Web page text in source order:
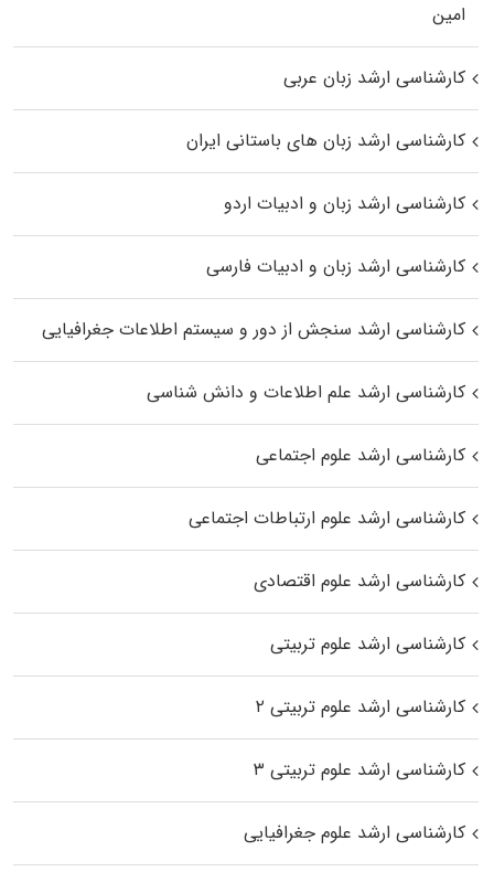
اﻣﻴﻦ
کارشناسی ارشد زبان عربی
کارشناسی ارشد زبان‌ های باستانی ایران
کارشناسی ارشد زبان و ادبیات اردو
کارشناسی ارشد زبان و ادبیات فارسی
کارشناسی ارشد سنجش از دور و سیستم اطلاعات جغرافیایی
کارشناسی ارشد علم اطلاعات و دانش شناسی
کارشناسی ارشد علوم اجتماعی
کارشناسی ارشد علوم ارتباطات اجتماعی
کارشناسی ارشد علوم اقتصادی
کارشناسی ارشد علوم تربیتی
کارشناسی ارشد علوم تربیتی ۲
کارشناسی ارشد علوم تربیتی ۳
کارشناسی ارشد علوم جغرافیایی